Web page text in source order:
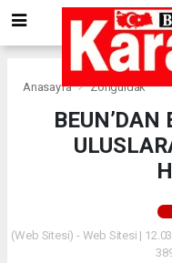
Anasayfa Zonguldak
(Web Sitesi) - Web Sitesi |